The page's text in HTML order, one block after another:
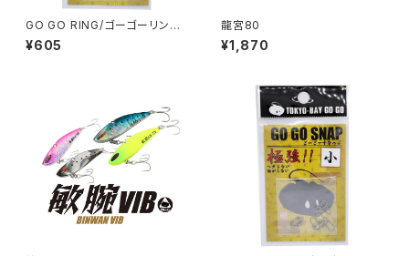
GO GO RING/ゴーゴーリン
グ ‎RING-01〜04
¥605
龍宮80
¥1,870